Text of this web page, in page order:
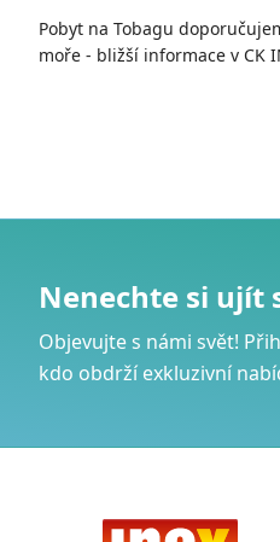
Pobyt na Tobagu
moře - bližší informace v CK
Nenechte si ujít
Objevujte s námi svět!
kdo obdrží exkluzivní